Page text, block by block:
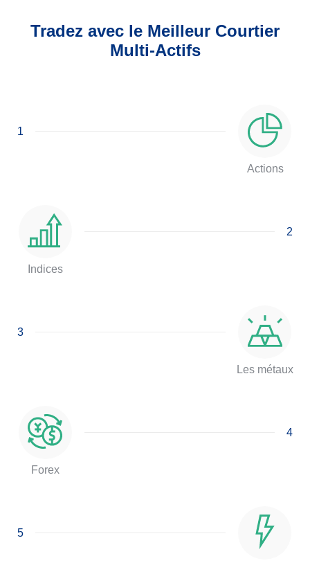
Tradez avec le Meilleur Courtier
Multi-Actifs
1
Actions
2
Indices
3
Les métaux
4
Forex
5